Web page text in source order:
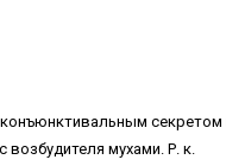
секретом
мухами. Р. к.